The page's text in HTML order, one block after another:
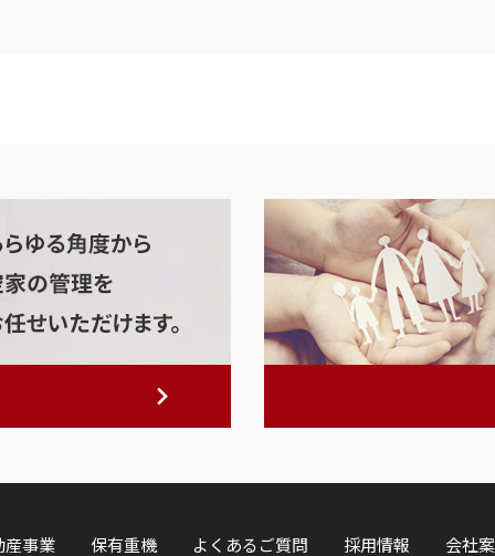
産事業 保有重機 よくあるご質問 採用情報 会社